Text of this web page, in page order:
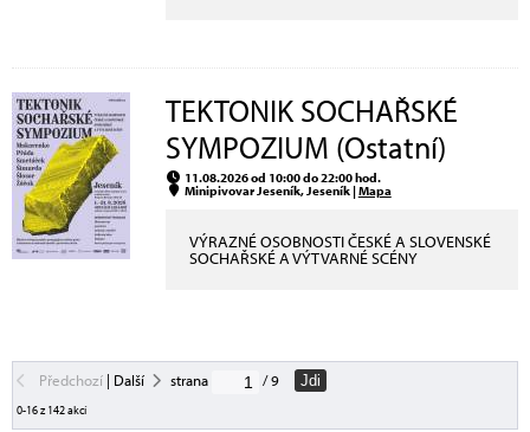
TEKTONIK SOCHAŘSKÉ
SYMPOZIUM (Ostatní)
11.08.2026 od 10:00 do 22:00 hod.
Minipivovar Jeseník, Jeseník |Mapa
VÝRAZNÉ OSOBNOSTI ČESKÉ A SLOVENSKÉ
SOCHAŘSKÉ A VÝTVARNÉ SCÉNY
Předchozí| Další strana / 9 Jdi
0-16 z 142 akcí